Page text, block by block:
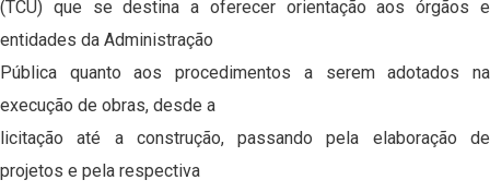
(TCU) que se destina a oferecer orientação aos órgãos e
entidades da Administração
Pública quanto aos procedimentos a serem adotados na
execução de obras, desde a
licitação até a construção, passando pela elaboração de
projetos e pela respectiva